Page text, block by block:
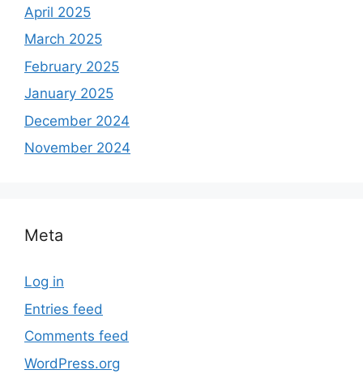
April 2025
March 2025
February 2025
January 2025
December 2024
November 2024
Meta
Log in
Entries feed
Comments feed
WordPress.org